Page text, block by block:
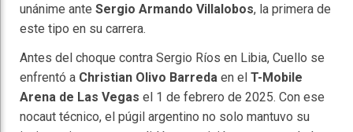
unánime ante Sergio Armando Villalobos, la primera de
este tipo en su carrera.
Antes del choque contra Sergio Ríos en Libia, Cuello se
enfrentó a Christian Olivo Barreda en el T-Mobile
Arena de Las Vegas el 1 de febrero de 2025. Con ese
nocaut técnico, el púgil argentino no solo mantuvo su